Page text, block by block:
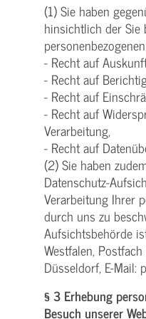
(1) Sie haben
hinsichtlich der Sie
- Recht auf
- Recht auf
- Recht auf
- Recht auf
Verarbeitung,
- Recht auf
(2) Sie haben
Datenschutz-
Verarbeitung Ihrer
durch uns zu
Aufsichtsbehörde
Westfalen,
Düsseldorf, E-Mail:
§ 3 Erhebung
Besuch unserer